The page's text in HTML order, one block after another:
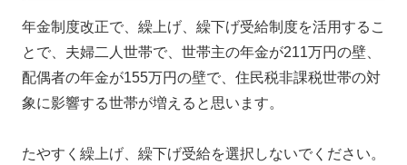
年金制度改正で、繰上げ、繰下げ受給制度を活用するこ
とで、夫婦二人世帯で、世帯主の年金が211万円の壁、
配偶者の年金が155万円の壁で、住民税非課税世帯の対
象に影響する世帯が増えると思います。
たやすく繰上げ、繰下げ受給を選択しないでください。